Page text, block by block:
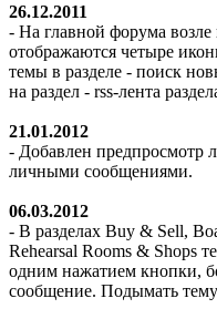
26.12.2011
- На главной форума возле
отображаются четыре
темы в разделе - поиск
на раздел - rss-лента
21.01.2012
- Добавлен предпросмотр
личными сообщениями.
06.03.2012
- В разделах Buy & Sell,
Rehearsal Rooms & Shops
одним нажатием кнопки,
сообщение. Подымать